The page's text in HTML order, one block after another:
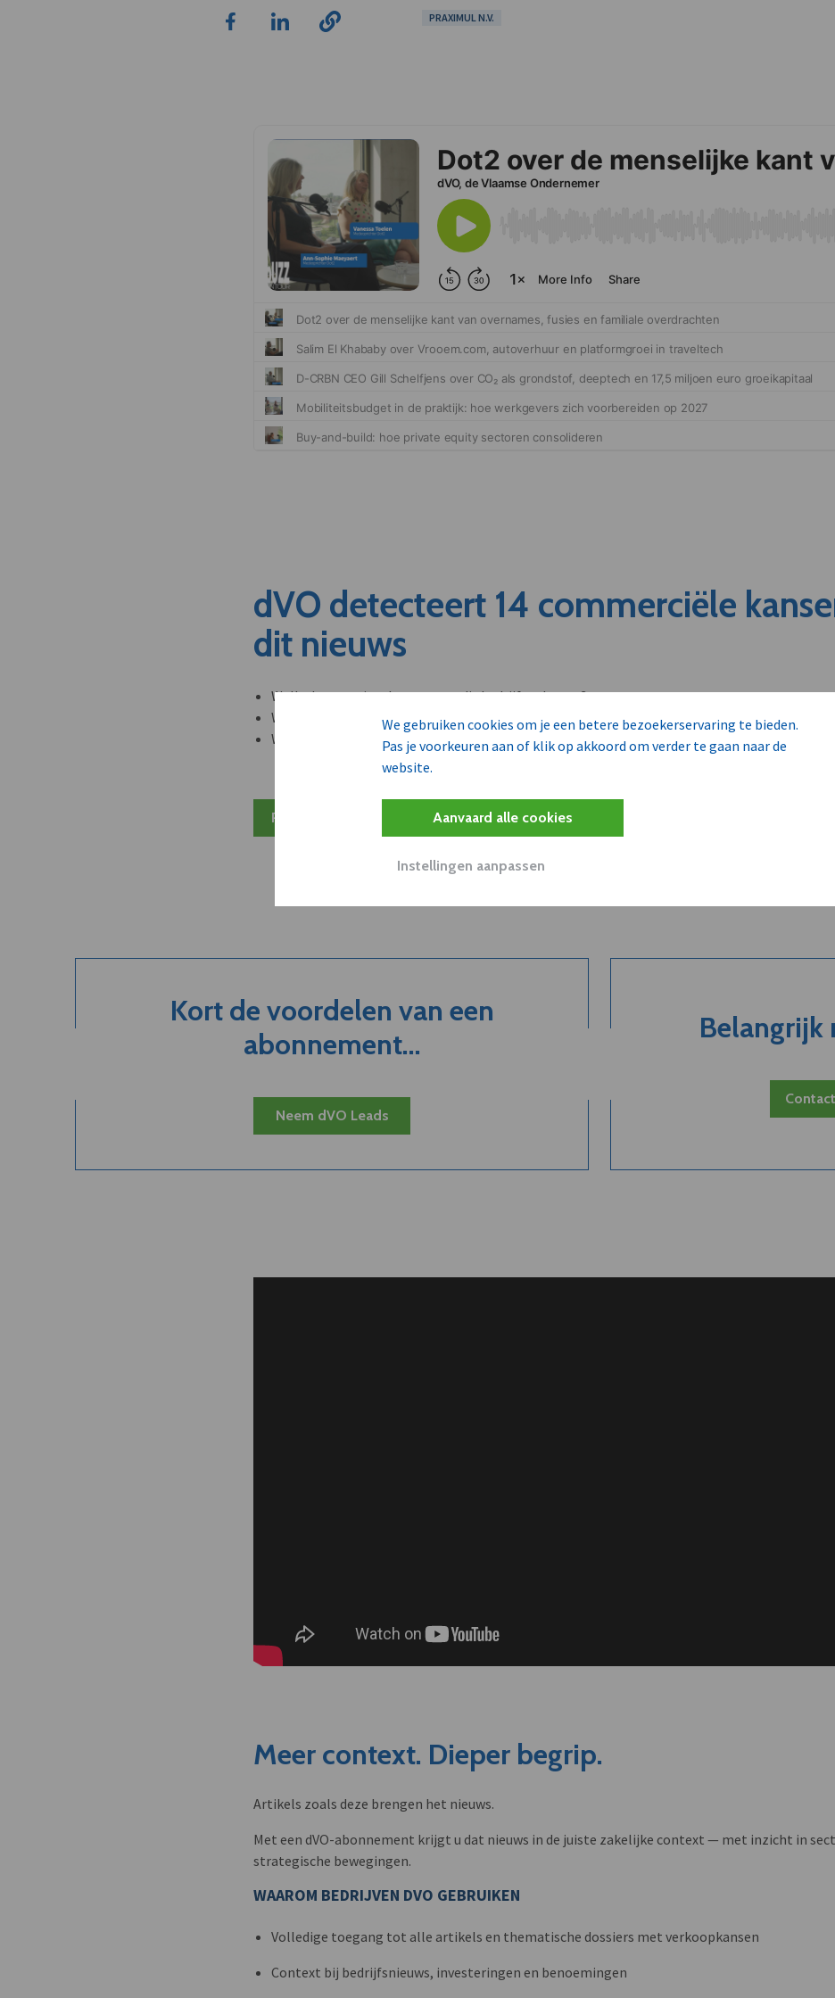
We gebruiken cookies om je een betere bezoekerservaring te bieden.
Pas je voorkeuren aan of klik op akkoord om verder te gaan naar de
website.
Aanvaard alle cookies
Instellingen aanpassen
PRAXIMUL N.V.
dVO detecteert 14 commerciële
dit nieuws
Welke leveranciers kunnen aan dit bedrijf verkopen?
Welke bedrijven kunnen klant worden van deze onderneming?
Welke partners en adviseurs worden mogelijk relevant?
Plan 20 min inzicht
Kort de voordelen van een
abonnement...
Neem dVO Leads
Belangrijk
Meer context. Dieper begrip.
Artikels zoals deze brengen het nieuws.
Met een dVO-abonnement krijgt u dat nieuws in de juiste zakelijke context — met inzicht in
strategische bewegingen.
WAAROM BEDRIJVEN DVO GEBRUIKEN
Volledige toegang tot alle artikels en thematische dossiers met verkoopkansen
Context bij bedrijfsnieuws, investeringen en benoemingen